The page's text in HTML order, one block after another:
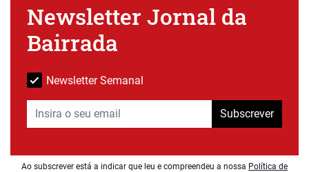
Newsletter Jornal da
Bairrada
Newsletter Semanal
Subscrever
Ao subscrever está a indicar que leu e compreendeu a nossa Política de